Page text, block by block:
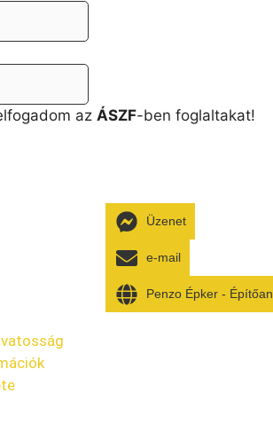
az ÁSZF-ben foglaltakat!
van a termékkel
a kérdést, és
Üzenet
e-mail
Penzo Épker -